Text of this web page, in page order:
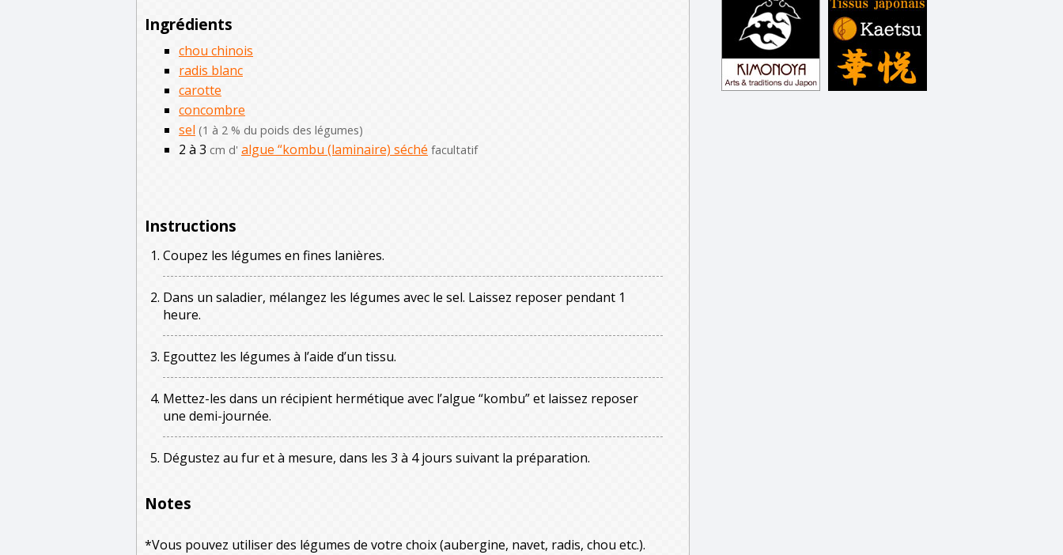
Ingrédients
chou chinois
radis blanc
carotte
concombre
sel (1 à 2 % du poids des légumes)
2 à 3 cm d' algue “kombu (laminaire) séché facultatif
Instructions
Coupez les légumes en fines lanières.
Dans un saladier, mélangez les légumes avec le sel. Laissez reposer pendant 1
heure.
Egouttez les légumes à l’aide d’un tissu.
Mettez-les dans un récipient hermétique avec l’algue “kombu” et laissez reposer
une demi-journée.
Dégustez au fur et à mesure, dans les 3 à 4 jours suivant la préparation.
Notes
*Vous pouvez utiliser des légumes de votre choix (aubergine, navet, radis, chou etc.).